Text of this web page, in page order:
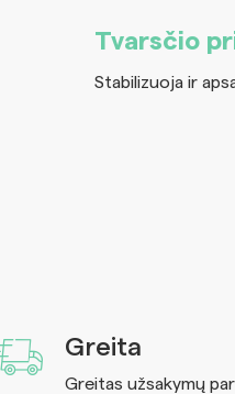
Tvarsčio
Stabilizuoja ir
Greita
Greitas užsakymų